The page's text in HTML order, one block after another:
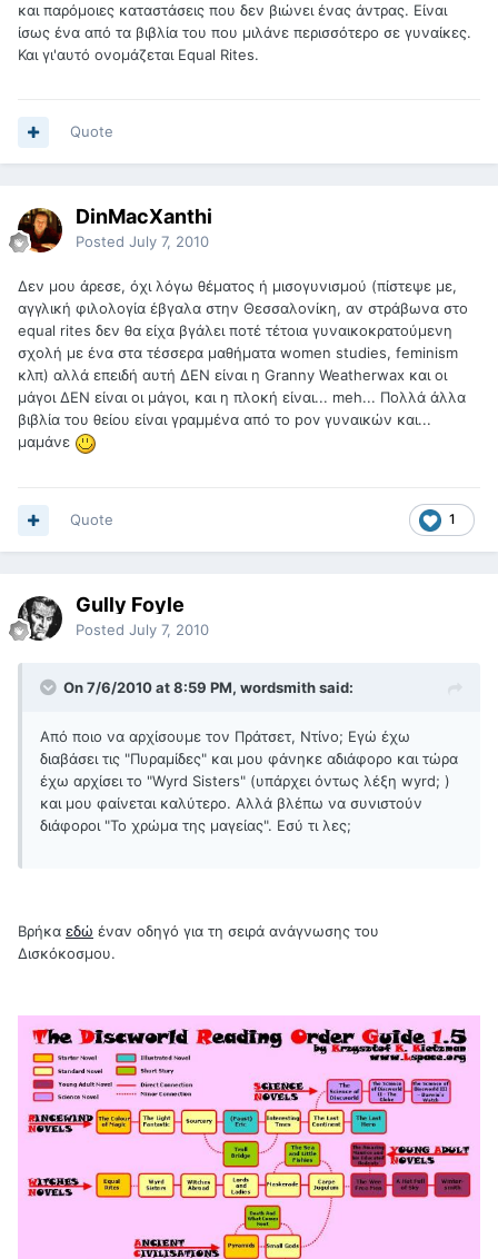
και παρόμοιες καταστάσεις που δεν βιώνει ένας άντρας. Είναι
ίσως ένα από τα βιβλία του που μιλάνε περισσότερο σε γυναίκες.
Και γι'αυτό ονομάζεται Equal Rites.
Quote
DinMacXanthi
Posted July 7, 2010
Δεν μου άρεσε, όχι λόγω θέματος ή μισογυνισμού (πίστεψε με,
αγγλική φιλολογία έβγαλα στην Θεσσαλονίκη, αν στράβωνα στο
equal rites δεν θα είχα βγάλει ποτέ τέτοια γυναικοκρατούμενη
σχολή με ένα στα τέσσερα μαθήματα women studies, feminism
κλπ) αλλά επειδή αυτή ΔΕΝ είναι η Granny Weatherwax και οι
μάγοι ΔΕΝ είναι οι μάγοι, και η πλοκή είναι... meh... Πολλά άλλα
βιβλία του θείου είναι γραμμένα από το pov γυναικών και...
μαμάνε
1
Quote
Gully Foyle
Posted July 7, 2010
On 7/6/2010 at 8:59 PM, wordsmith said:
Από ποιο να αρχίσουμε τον Πράτσετ, Ντίνο; Εγώ έχω
διαβάσει τις "Πυραμίδες" και μου φάνηκε αδιάφορο και τώρα
έχω αρχίσει το "Wyrd Sisters" (υπάρχει όντως λέξη wyrd; )
και μου φαίνεται καλύτερο. Αλλά βλέπω να συνιστούν
διάφοροι "Το χρώμα της μαγείας". Εσύ τι λες;
Βρήκα εδώ έναν οδηγό για τη σειρά ανάγνωσης του
Δισκόκοσμου.